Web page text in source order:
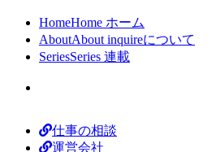
HomeHome ホーム
AboutAbout inquireについて
SeriesSeries 連載
仕事の相談
運営会社